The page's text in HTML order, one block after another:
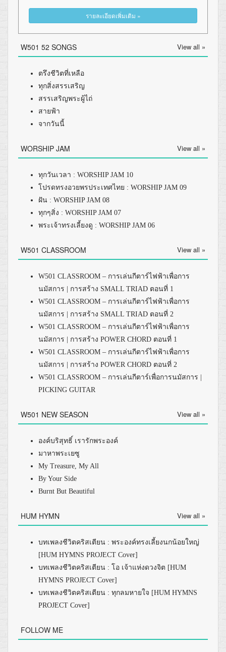
รายละเอียดเพิ่มเติม »
W501 52 SONGS View all »
ตรึงชีวิตที่เหลือ
ทุกสิ่งสรรเสริญ
สรรเสริญพระผู้ไถ่
สายฟ้า
จากวันนี้
WORSHIP JAM View all »
ทุกวันเวลา : WORSHIP JAM 10
โปรดทรงอวยพรประเทศไทย : WORSHIP JAM 09
ฝัน : WORSHIP JAM 08
ทุกๆสิ่ง : WORSHIP JAM 07
พระเจ้าทรงเลี้ยงดู : WORSHIP JAM 06
W501 CLASSROOM View all »
W501 CLASSROOM – การเล่นกีตาร์ไฟฟ้าเพื่อการ
นมัสการ | การสร้าง SMALL TRIAD ตอนที่ 1
W501 CLASSROOM – การเล่นกีตาร์ไฟฟ้าเพื่อการ
นมัสการ | การสร้าง SMALL TRIAD ตอนที่ 2
W501 CLASSROOM – การเล่นกีตาร์ไฟฟ้าเพื่อการ
นมัสการ | การสร้าง POWER CHORD ตอนที่ 1
W501 CLASSROOM – การเล่นกีตาร์ไฟฟ้าเพื่อการ
นมัสการ | การสร้าง POWER CHORD ตอนที่ 2
W501 CLASSROOM – การเล่นกีตาร์เพื่อการนมัสการ |
PICKING GUITAR
W501 NEW SEASON View all »
องค์บริสุทธิ์ เรารักพระองค์
มาหาพระเยซู
My Treasure, My All
By Your Side
Burnt But Beautiful
HUM HYMN View all »
บทเพลงชีวิตคริสเตียน : พระองค์ทรงเลี้ยงนกน้อยใหญ่
[HUM HYMNS PROJECT Cover]
บทเพลงชีวิตคริสเตียน : โอ เจ้าแห่งดวงจิต [HUM
HYMNS PROJECT Cover]
บทเพลงชีวิตคริสเตียน : ทุกลมหายใจ [HUM HYMNS
PROJECT Cover]
FOLLOW ME